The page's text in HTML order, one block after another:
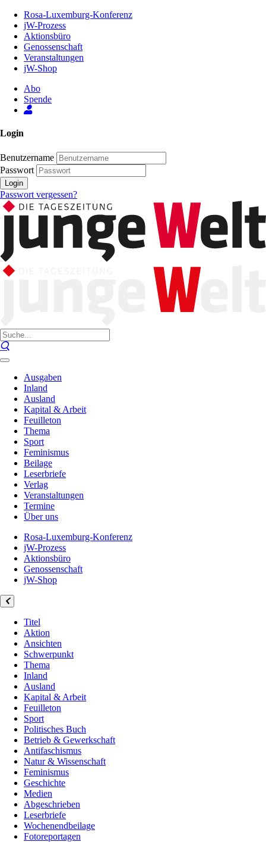
Inhalt
Seite
Rosa-Luxemburg-Konferenz
jW-Prozess
Aktionsbüro
Genossenschaft
Veranstaltungen
jW-Shop
Abo
Spende
Login
Benutzername
Passwort
Login
Passwort vergessen?
Ausgaben
Inland
Ausland
Kapital & Arbeit
Feuilleton
Thema
Sport
Feminismus
Beilage
Leserbriefe
Verlag
Veranstaltungen
Termine
Über uns
Rosa-Luxemburg-Konferenz
jW-Prozess
Aktionsbüro
Genossenschaft
jW-Shop
Titel
Aktion
Ansichten
Schwerpunkt
Thema
Inland
Ausland
Kapital & Arbeit
Feuilleton
Sport
Politisches Buch
Betrieb & Gewerkschaft
Antifaschismus
Natur & Wissenschaft
Feminismus
Geschichte
Medien
Abgeschrieben
Leserbriefe
Wochenendbeilage
Fotoreportagen